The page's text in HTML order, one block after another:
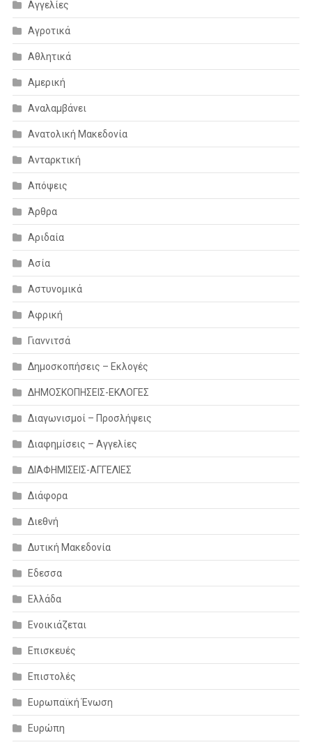
Αγγελίες
Αγροτικά
Αθλητικά
Αμερική
Αναλαμβάνει
Ανατολική Μακεδονία
Ανταρκτική
Απόψεις
Άρθρα
Αριδαία
Ασία
Αστυνομικά
Αφρική
Γιαννιτσά
Δημοσκοπήσεις – Εκλογές
ΔΗΜΟΣΚΟΠΗΣΕΙΣ-ΕΚΛΟΓΕΣ
Διαγωνισμοί – Προσλήψεις
Διαφημίσεις – Αγγελίες
ΔΙΑΦΗΜΙΣΕΙΣ-ΑΓΓΕΛΙΕΣ
Διάφορα
Διεθνή
Δυτική Μακεδονία
Εδεσσα
Ελλάδα
Ενοικιάζεται
Επισκευές
Επιστολές
Ευρωπαϊκή Ένωση
Ευρώπη